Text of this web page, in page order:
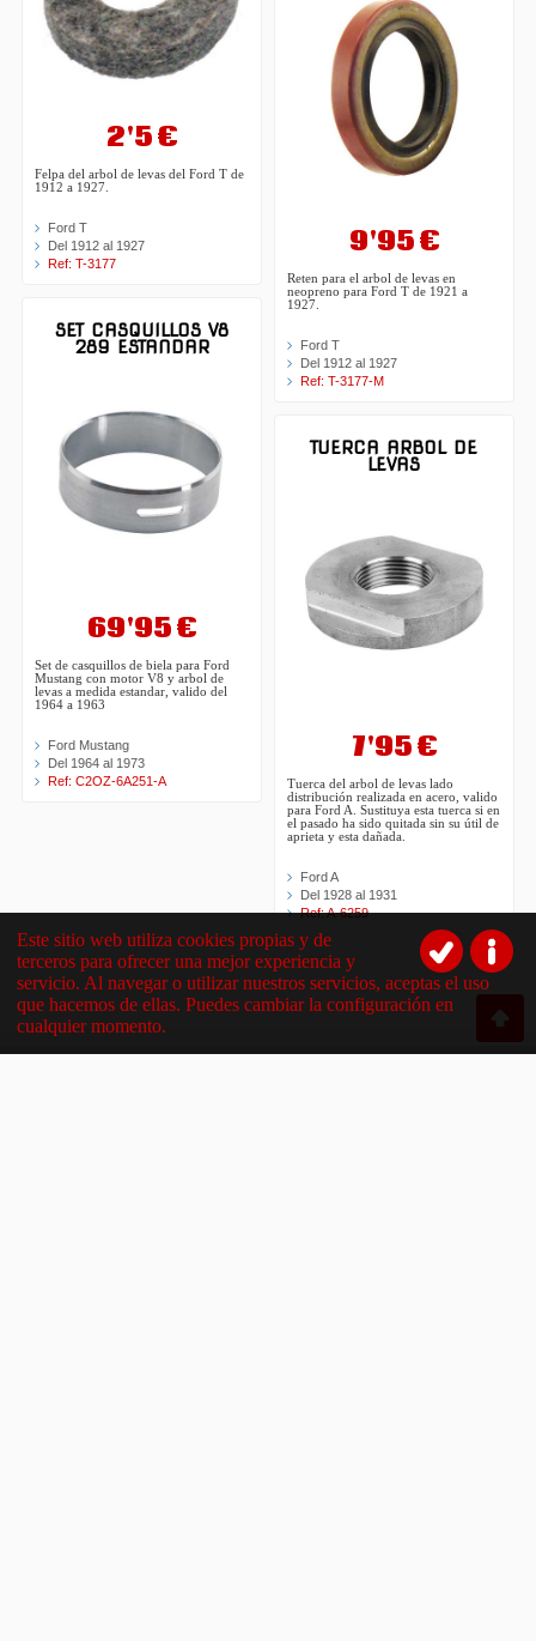
2'5 €
Felpa del arbol de levas del Ford T de
1912 a 1927.
Ford T
Del 1912 al 1927
Ref: T-3177
SET CASQUILLOS V8
289 ESTANDAR
69'95 €
Set de casquillos de biela para Ford
Mustang con motor V8 y arbol de
levas a medida estandar, valido del
1964 a 1963
Ford Mustang
Del 1964 al 1973
Ref: C2OZ-6A251-A
9'95 €
Reten para el arbol de levas en
neopreno para Ford T de 1921 a
1927.
Ford T
Del 1912 al 1927
Ref: T-3177-M
TUERCA ARBOL DE
LEVAS
7'95 €
Tuerca del arbol de levas lado
distribución realizada en acero, valido
para Ford A. Sustituya esta tuerca si en
el pasado ha sido quitada sin su útil de
aprieta y esta dañada.
Ford A
Del 1928 al 1931
Ref: A-6259
Este sitio web utiliza cookies propias y de
terceros para ofrecer una mejor experiencia y
servicio. Al navegar o utilizar nuestros servicios, aceptas el uso
que hacemos de ellas. Puedes cambiar la configuración en
cualquier momento.